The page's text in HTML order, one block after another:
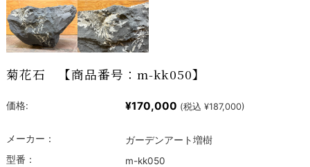
菊花石 【商品番号：m-kk050】
価格: ¥170,000 (税込 ¥187,000)
メーカー：
ガーデンアート増樹
型番：
m-kk050